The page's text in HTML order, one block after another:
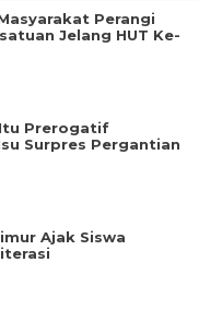
Perangi
Jelang HUT Ke-
Prerogatif
Surpres Pergantian
Ajak Siswa